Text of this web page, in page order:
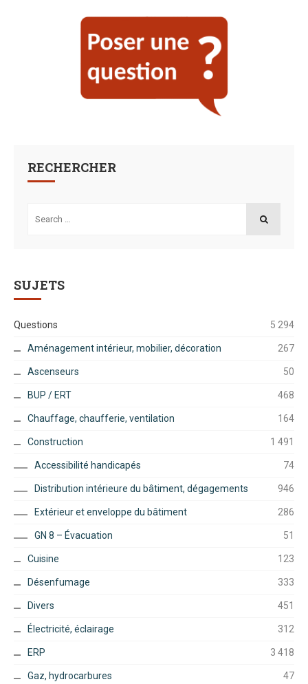
RECHERCHER
for:
SUJETS
Questions 5 294
Aménagement intérieur, mobilier, décoration 267
Ascenseurs 50
BUP / ERT 468
Chauffage, chaufferie, ventilation 164
Construction 1 491
Accessibilité handicapés 74
Distribution intérieure du bâtiment, dégagements 946
Extérieur et enveloppe du bâtiment 286
GN 8 – Évacuation 51
Cuisine 123
Désenfumage 333
Divers 451
Électricité, éclairage 312
ERP 3 418
Gaz, hydrocarbures 47